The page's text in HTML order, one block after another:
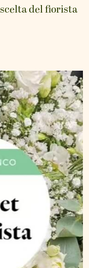
del fiorista